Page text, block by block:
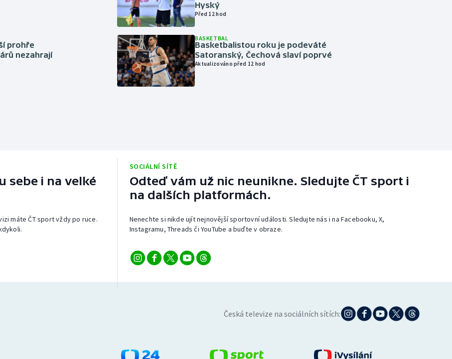
prohře
nezahrají
Hyský
Před 12 hod
BASKETBAL
Basketbalistou roku je podeváté
Satoranský, Čechová slaví poprvé
Aktualizováno před 12 hod
sebe i na velké
máte ČT sport vždy po ruce.
SOCIÁLNÍ SÍTĚ
Odteď vám už nic neunikne. Sledujte ČT sport i
na dalších platformách.
Nenechte si nikde ujít nejnovější sportovní události. Sledujte nás i na Facebooku, X,
Instagramu, Threads či YouTube a buďte v obraze.
Česká televize na sociálních sítích: